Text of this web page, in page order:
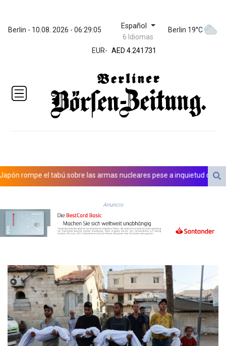
Berlin - 10.08. 2026 - 06:29:05 Español
6 Idiomas
Berlin 19°C
EUR-
ZWL 371.909301
AED 4.241731
AED 4.241731
ALL 93.154614
AMD
421.794808
AOA
1059.13458
AZN 1.952715
BDT 142.590531
BIF 3448.794183
BRL 5.871903
BSD 1.151891
BTN 109.610691
BWP 15.548087
BYN 3.429992
BYR
22637.986149
rompe el tabú sobre las armas nucleares pese a inquietud de
Anuncio